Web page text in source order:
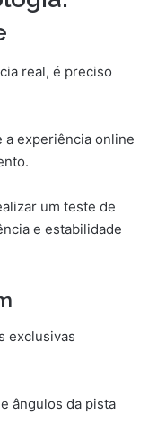
real, é preciso
a experiência online
um teste de
e estabilidade
exclusivas
ângulos da pista